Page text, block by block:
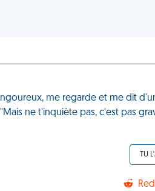
me regarde et me dit
ne t'inquiète pas, c'est pas
TU